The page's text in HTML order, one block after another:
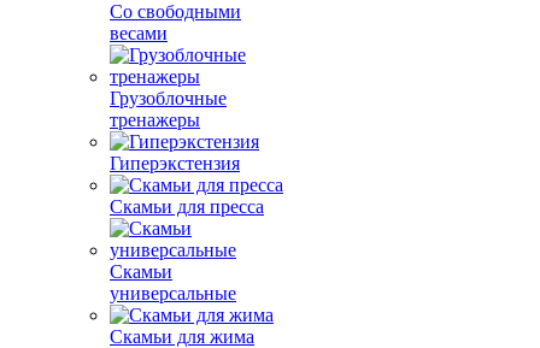
Со свободными
весами
Грузоблочные
тренажеры
Гиперэкстензия
Скамьи для пресса
Скамьи
универсальные
Скамьи для жима